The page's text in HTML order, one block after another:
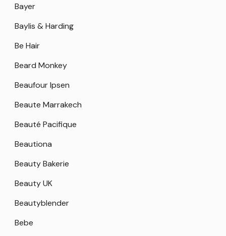
Bayer
Baylis & Harding
Be Hair
Beard Monkey
Beaufour Ipsen
Beaute Marrakech
Beauté Pacifique
Beautiona
Beauty Bakerie
Beauty UK
Beautyblender
Bebe